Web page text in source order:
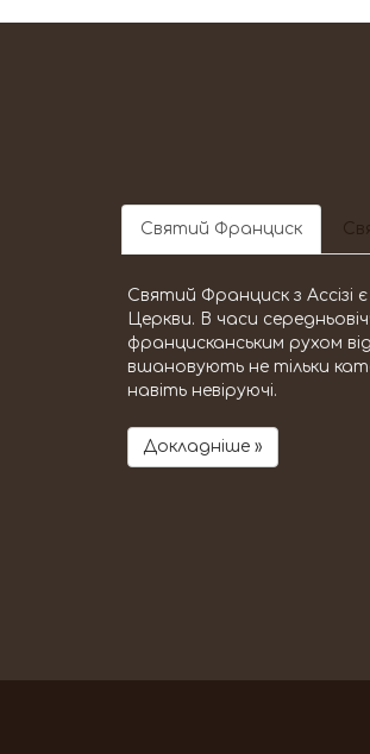
Святий Франциск
Святий Франциск з Ассізі
Церкви. В часи
францисканським рухом
вшановують не тільки
навіть невіруючі.
Докладніше »